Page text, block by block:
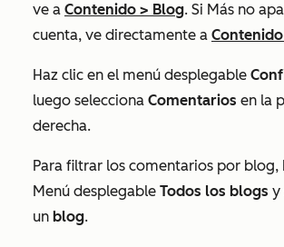
ve a Contenido > Blog. Si Más no
cuenta, ve directamente a Contenido
Haz clic en el menú desplegable
luego selecciona Comentarios en la
derecha.
Para filtrar los comentarios por blog,
Menú desplegable Todos los blogs y
un blog.